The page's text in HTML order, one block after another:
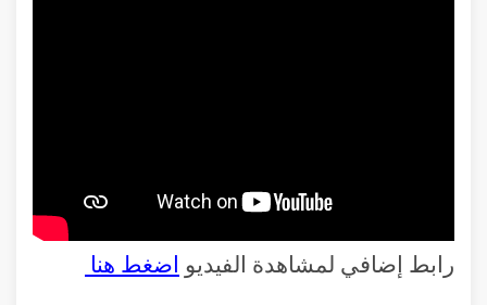
رابط إضافي لمشاهدة الفيديو اضغط هنا